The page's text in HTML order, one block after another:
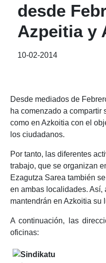
desde
Azpeitia y
10-02-2014
Desde mediados de
ha comenzado a compartir
como en Azkoitia con el
los ciudadanos.
Por tanto, las diferentes
trabajo, que se organizan
Ezagutza Sarea también
en ambas localidades.
mantendrán en Azkoitia su
A continuación, las
oficinas: